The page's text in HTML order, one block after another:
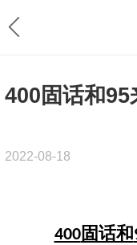
400固话和95
2022-08-18
400固话和